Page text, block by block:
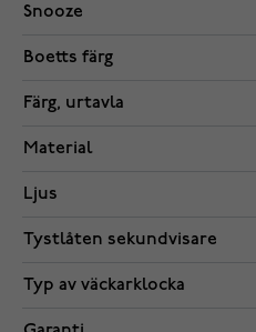
Snooze
Boetts färg
Färg, urtavla
Material
Ljus
Tystlåten sekundvisare
Typ av väckarklocka